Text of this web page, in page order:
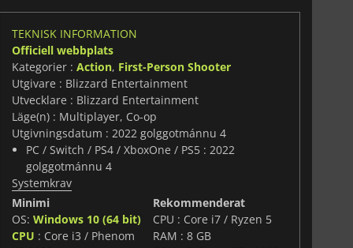
TEKNISK INFORMATION
Officiell webbplats
Kategorier : Action, First-Person Shooter
Utgivare : Blizzard Entertainment
Utvecklare : Blizzard Entertainment
Läge(n) : Multiplayer, Co-op
Utgivningsdatum : 2022 golggotmánnu 4
PC / Switch / PS4 / XboxOne / PS5 : 2022
golggotmánnu 4
Systemkrav
Minimi
OS: Windows 10 (64 bit)
CPU : Core i3 / Phenom
Rekommenderat
CPU : Core i7 / Ryzen 5
RAM : 8 GB